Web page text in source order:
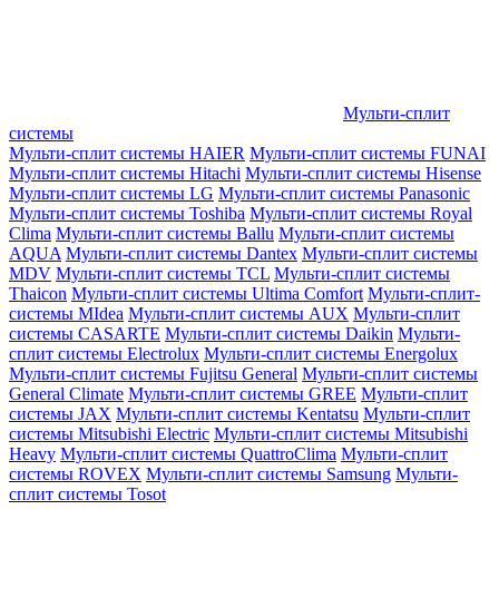
Мульти-сплит
системы
Мульти-сплит системы HAIER Мульти-сплит системы FUNAI
Мульти-сплит системы Hitachi Мульти-сплит системы Hisense
Мульти-сплит системы LG Мульти-сплит системы Panasonic
Мульти-сплит системы Toshiba Мульти-сплит системы Royal
Clima Мульти-сплит системы Ballu Мульти-сплит системы
AQUA Мульти-сплит системы Dantex Мульти-сплит системы
MDV Мульти-сплит системы TCL Мульти-сплит системы
Thaicon Мульти-сплит системы Ultima Comfort Мульти-сплит-
системы MIdea Мульти-сплит системы AUX Мульти-сплит
системы CASARTE Мульти-сплит системы Daikin Мульти-
сплит системы Electrolux Мульти-сплит системы Energolux
Мульти-сплит системы Fujitsu General Мульти-сплит системы
General Climate Мульти-сплит системы GREE Мульти-сплит
системы JAX Мульти-сплит системы Kentatsu Мульти-сплит
системы Mitsubishi Electric Мульти-сплит системы Mitsubishi
Heavy Мульти-сплит системы QuattroClima Мульти-сплит
системы ROVEX Мульти-сплит системы Samsung Мульти-
сплит системы Tosot